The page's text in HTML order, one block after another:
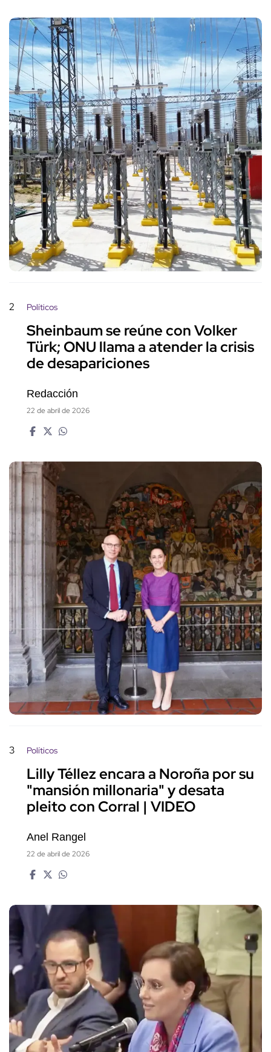
2 Políticos
Sheinbaum se reúne con Volker
Türk; ONU llama a atender la crisis
de desapariciones
Redacción
22 de abril de 2026
3 Políticos
Lilly Téllez encara a Noroña por su
"mansión millonaria" y desata
pleito con Corral | VIDEO
Anel Rangel
22 de abril de 2026